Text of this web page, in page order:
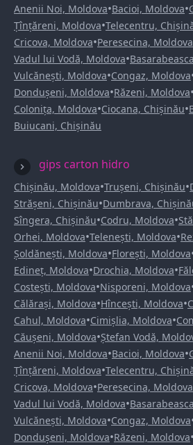
Anenii Noi, Moldova•Bacioi, Moldova•
Țînțăreni, Moldova•Telecentru,
Cricova, Moldova•Peresecina, Moldova
Vadul lui Vodă, Moldova•
Vulcănești, Moldova•Congaz, Moldova
Dondușeni, Moldova•Răzeni, Moldova•
Colonița, Moldova•Ciocana, Chișinău•
Buiucani, Chișinău
gips carton hidro
Chișinău, Moldova•Trușeni, Chișinău•
Strășeni, Chișinău•Dumbrava,
Sîngera, Chișinău•Codru, Moldova•
Orhei, Moldova•Telenești, Moldova•
Șoldănești, Moldova•Florești, Moldova
Edineț, Moldova•Drochia, Moldova•
Costești, Moldova•Nisporeni, Moldova
Călărași, Moldova•Hîncești, Moldova•
Cahul, Moldova•Cimișlia, Moldova•
Căușeni, Moldova•Ștefan Vodă,
Anenii Noi, Moldova•Bacioi, Moldova•
Țînțăreni, Moldova•Telecentru,
Cricova, Moldova•Peresecina, Moldova
Vadul lui Vodă, Moldova•
Vulcănești, Moldova•Congaz, Moldova
Dondușeni, Moldova•Răzeni, Moldova•